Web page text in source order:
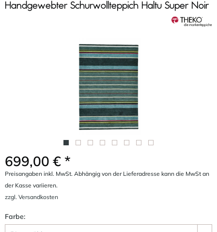
Handgewebter Schurwollteppich Haltu Super Noir
699,00 € *
Preisangaben inkl. MwSt. Abhängig von der Lieferadresse kann die MwSt an
der Kasse variieren.
zzgl. Versandkosten
Farbe: